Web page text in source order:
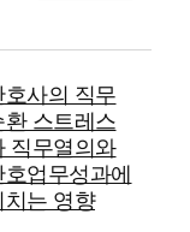
가 있는가? 셋째,
학생과 일반학생
교육만족도와 자아
감과의 상관관계
떠한가? 이상과
연구문제를 검증
호사의 직무
환 스트레스
직무열의와
호업무성과에
치는 영향